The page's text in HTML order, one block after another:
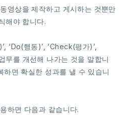
영상을 제작하고 게시하는 것뿐만
해야 합니다.
‘Do(행동)’, ‘Check(평가)’,
무를 개선해 나가는 것을 말합니
하면 확실한 성과를 낼 수 있습니
하면 다음과 같습니다.